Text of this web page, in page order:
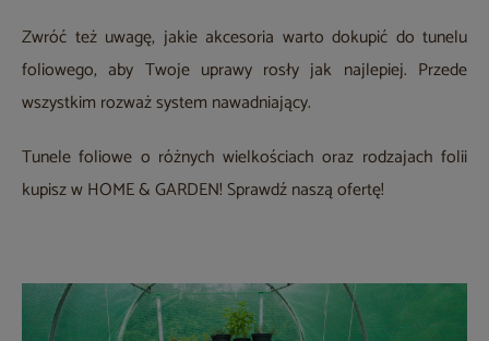
Zwróć też uwagę, jakie akcesoria warto dokupić do tunelu
foliowego, aby Twoje uprawy rosły jak najlepiej. Przede
wszystkim rozważ system nawadniający.
Tunele foliowe o różnych wielkościach oraz rodzajach folii
kupisz w HOME & GARDEN! Sprawdź naszą ofertę!